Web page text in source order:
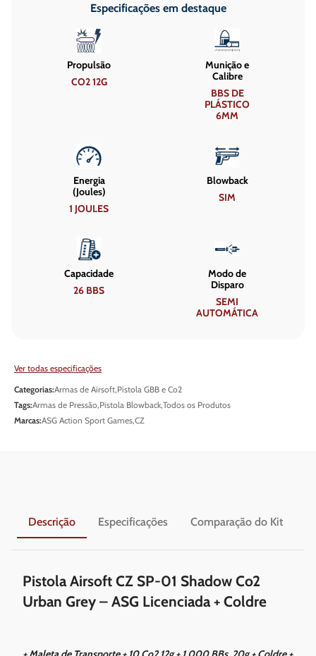
Especificações em destaque
Propulsão
CO2 12G
Munição e
Calibre
BBS DE
PLÁSTICO
6MM
Energia
(Joules)
1 JOULES
Blowback
SIM
Capacidade
26 BBS
Modo de
Disparo
SEMI
AUTOMÁTICA
Ver todas especificações
Categorias:Armas de Airsoft,Pistola GBB e Co2
Tags:Armas de Pressão,Pistola Blowback,Todos os Produtos
Marcas:ASG Action Sport Games,CZ
Descrição Especificações Comparação do Kit
Pistola Airsoft CZ SP-01 Shadow Co2
Urban Grey – ASG Licenciada + Coldre